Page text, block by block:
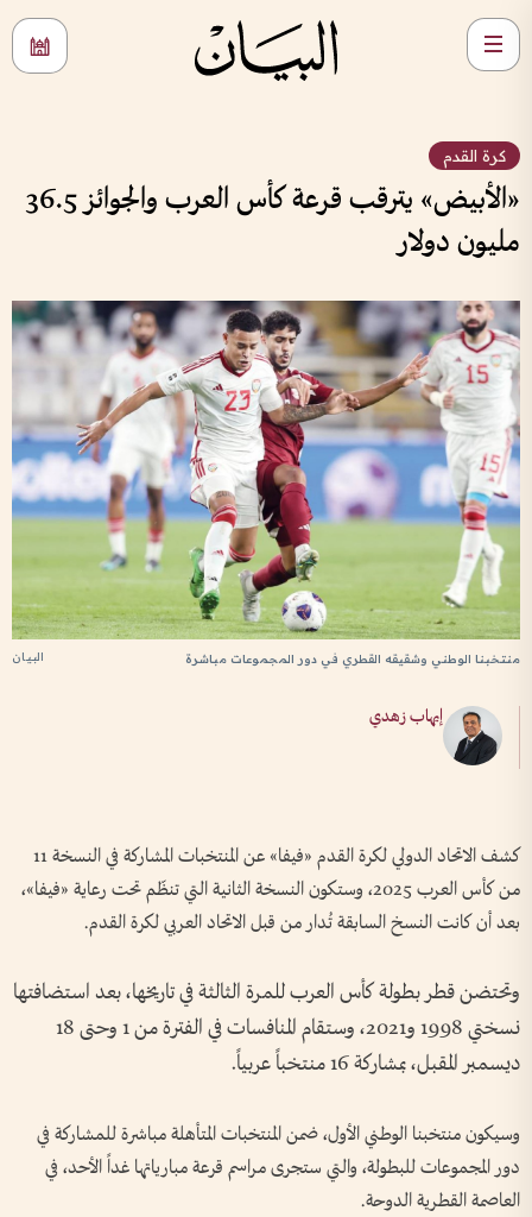
كرة القدم
«الأبيض» يترقب قرعة كأس العرب والجوائز 36.5
مليون دولار
البيان منتخبنا الوطني وشقيقه القطري في دور المجموعات مباشرة
إيهاب زهدي
كشف الاتحاد الدولي لكرة القدم «فيفا» عن المنتخبات المشاركة في النسخة 11
من كأس العرب 2025، وستكون النسخة الثانية التي تنظّم تحت رعاية «فيفا»،
بعد أن كانت النسخ السابقة تُدار من قبل الاتحاد العربي لكرة القدم.
وتحتضن قطر بطولة كأس العرب للمرة الثالثة في تاريخها، بعد استضافتها
نسختي 1998 و2021، وستقام المنافسات في الفترة من 1 وحتى 18
ديسمبر المقبل، بمشاركة 16 منتخباً عربياً.
وسيكون منتخبنا الوطني الأول، ضمن المنتخبات المتأهلة مباشرة للمشاركة في
دور المجموعات للبطولة، والتي ستجرى مراسم قرعة مبارياتها غداً الأحد، في
العاصمة القطرية الدوحة.